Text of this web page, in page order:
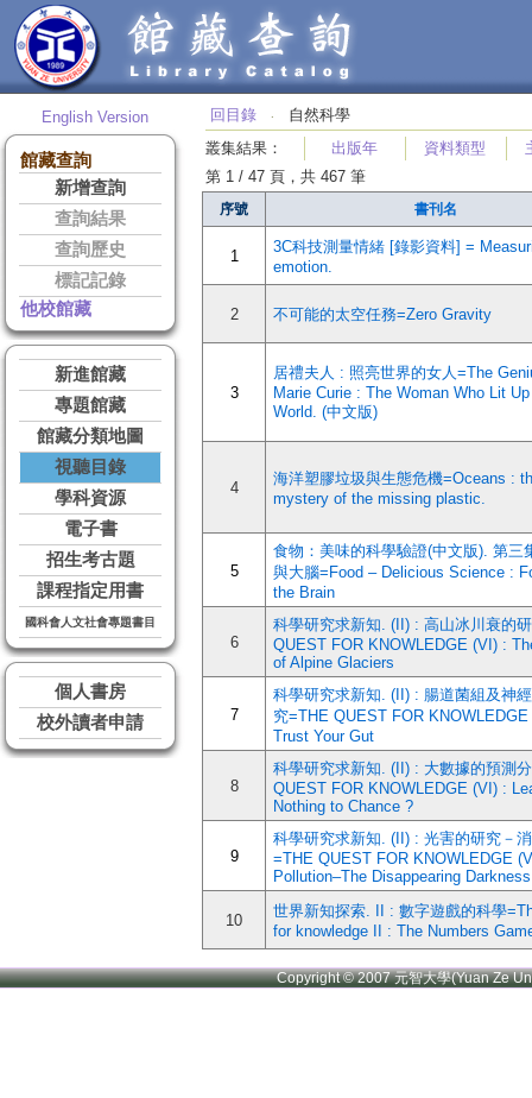
English Version
館藏查詢
新增查詢
查詢結果
查詢歷史
標記記錄
他校館藏
新進館藏
專題館藏
館藏分類地圖
視聽目錄
學科資源
電子書
招生考古題
課程指定用書
國科會人文社會專題書目
個人書房
校外讀者申請
回目錄 ‧
自然科學
叢集結果 ： 出版年 資料類型
第 1 / 47 頁，共 467 筆
序號 書刊名
1
3C科技測量情緒 [錄影資料] =
emotion.
2 不可能的太空任務=Zero Gravity
3
居禮夫人 : 照亮世界的女人=The
Marie Curie : The Woman Who Lit
World. (中文版)
4
海洋塑膠垃圾與生態危機=Oceans :
mystery of the missing plastic.
5
食物：美味的科學驗證(中文版). 第三
與大腦=Food – Delicious Science :
the Brain
6
科學研究求新知. (II) : 高山冰川衰的
QUEST FOR KNOWLEDGE (VI) :
of Alpine Glaciers
7
科學研究求新知. (II) : 腸道菌組及神
究=THE QUEST FOR
Trust Your Gut
8
科學研究求新知. (II) : 大數據的預測
QUEST FOR KNOWLEDGE (VI) :
Nothing to Chance ?
9
科學研究求新知. (II) : 光害的研究－
=THE QUEST FOR KNOWLEDGE
Pollution–The Disappearing Darkness
10
世界新知探索. II : 數字遊戲的科學
for knowledge II : The Numbers
Copyright © 2007 元智大學(Yuan Ze